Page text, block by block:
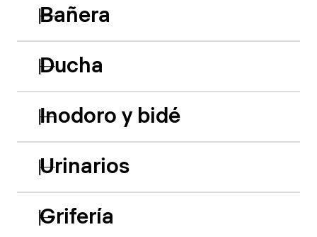
Bañera
Ducha
Inodoro y bidé
Urinarios
Grifería